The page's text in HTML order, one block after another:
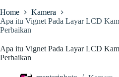
Home
Kamera
Apa itu Vignet Pada Layar LCD
Perbaikan
Apa itu Vignet Pada Layar LCD
Perbaikan